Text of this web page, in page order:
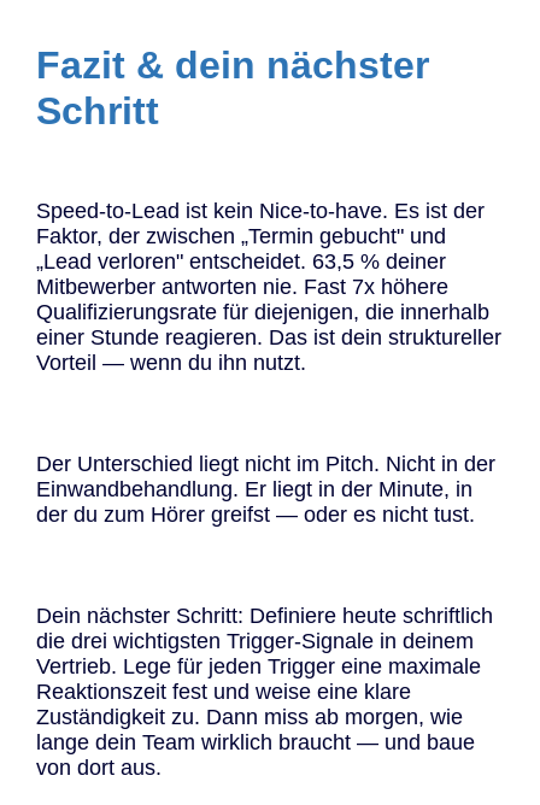
Fazit & dein nächster
Schritt
Speed-to-Lead ist kein Nice-to-have. Es ist der
Faktor, der zwischen „Termin gebucht" und
„Lead verloren" entscheidet. 63,5 % deiner
Mitbewerber antworten nie. Fast 7x höhere
Qualifizierungsrate für diejenigen, die innerhalb
einer Stunde reagieren. Das ist dein struktureller
Vorteil — wenn du ihn nutzt.
Der Unterschied liegt nicht im Pitch. Nicht in der
Einwandbehandlung. Er liegt in der Minute, in
der du zum Hörer greifst — oder es nicht tust.
Dein nächster Schritt: Definiere heute schriftlich
die drei wichtigsten Trigger-Signale in deinem
Vertrieb. Lege für jeden Trigger eine maximale
Reaktionszeit fest und weise eine klare
Zuständigkeit zu. Dann miss ab morgen, wie
lange dein Team wirklich braucht — und baue
von dort aus.